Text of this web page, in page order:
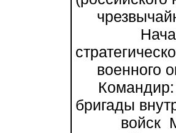
военного
Командир:
бригады
войск МВД